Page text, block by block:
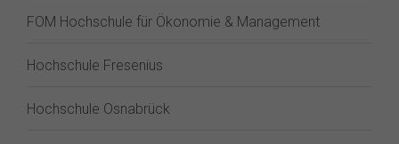
FOM Hochschule für Ökonomie & Management
Hochschule Fresenius
Hochschule Osnabrück